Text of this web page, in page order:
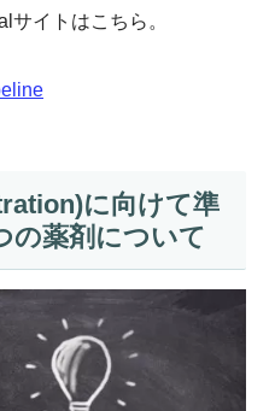
イトはこちら。
に向けて準
の薬剤について